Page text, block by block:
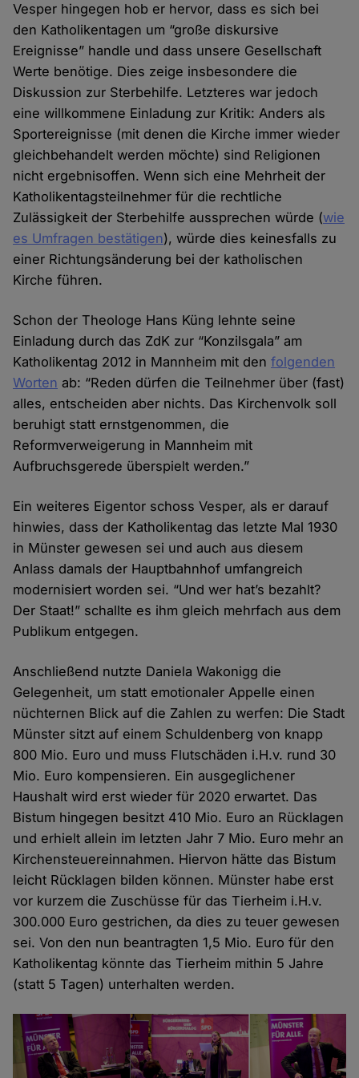
Vesper hingegen hob er hervor, dass es sich bei
den Katholikentagen um “große diskursive
Ereignisse” handle und dass unsere Gesellschaft
Werte benötige. Dies zeige insbesondere die
Diskussion zur Sterbehilfe. Letzteres war jedoch
eine willkommene Einladung zur Kritik: Anders als
Sportereignisse (mit denen die Kirche immer wieder
gleichbehandelt werden möchte) sind Religionen
nicht ergebnisoffen. Wenn sich eine Mehrheit der
Katholikentagsteilnehmer für die rechtliche
Zulässigkeit der Sterbehilfe aussprechen würde (wie
es Umfragen bestätigen), würde dies keinesfalls zu
einer Richtungsänderung bei der katholischen
Kirche führen.
Schon der Theologe Hans Küng lehnte seine
Einladung durch das ZdK zur “Konzilsgala” am
Katholikentag 2012 in Mannheim mit denfolgenden
Worten ab: “Reden dürfen die Teilnehmer über (fast)
alles, entscheiden aber nichts. Das Kirchenvolk soll
beruhigt statt ernstgenommen, die
Reformverweigerung in Mannheim mit
Aufbruchsgerede überspielt werden.”
Ein weiteres Eigentor schoss Vesper, als er darauf
hinwies, dass der Katholikentag das letzte Mal 1930
in Münster gewesen sei und auch aus diesem
Anlass damals der Hauptbahnhof umfangreich
modernisiert worden sei. “Und wer hat’s bezahlt?
Der Staat!” schallte es ihm gleich mehrfach aus dem
Publikum entgegen.
Anschließend nutzte Daniela Wakonigg die
Gelegenheit, um statt emotionaler Appelle einen
nüchternen Blick auf die Zahlen zu werfen: Die Stadt
Münster sitzt auf einem Schuldenberg von knapp
800 Mio. Euro und muss Flutschäden i.H.v. rund 30
Mio. Euro kompensieren. Ein ausgeglichener
Haushalt wird erst wieder für 2020 erwartet. Das
Bistum hingegen besitzt 410 Mio. Euro an Rücklagen
und erhielt allein im letzten Jahr 7 Mio. Euro mehr an
Kirchensteuereinnahmen. Hiervon hätte das Bistum
leicht Rücklagen bilden können. Münster habe erst
vor kurzem die Zuschüsse für das Tierheim i.H.v.
300.000 Euro gestrichen, da dies zu teuer gewesen
sei. Von den nun beantragten 1,5 Mio. Euro für den
Katholikentag könnte das Tierheim mithin 5 Jahre
(statt 5 Tagen) unterhalten werden.